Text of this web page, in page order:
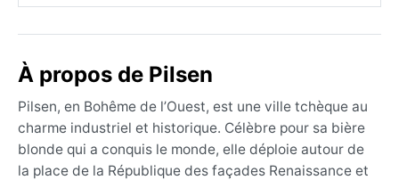
À propos de Pilsen
Pilsen, en Bohême de l’Ouest, est une ville tchèque au
charme industriel et historique. Célèbre pour sa bière
blonde qui a conquis le monde, elle déploie autour de
la place de la République des façades Renaissance et